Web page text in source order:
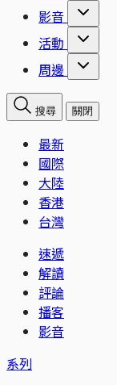
影音
活動
周邊
搜尋 關閉
最新
國際
大陸
香港
台灣
速遞
解讀
評論
播客
影音
系列